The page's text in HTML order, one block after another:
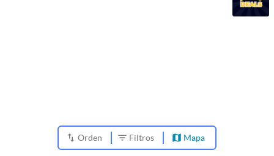
Orden Filtros Mapa